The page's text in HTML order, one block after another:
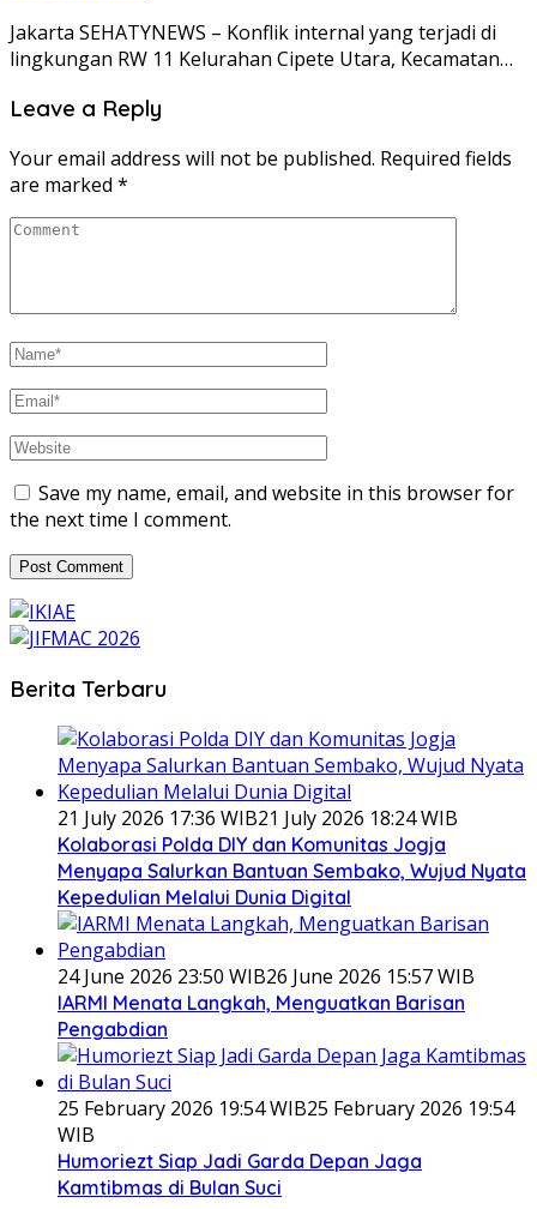
Jakarta SEHATYNEWS – Konflik internal yang terjadi di
lingkungan RW 11 Kelurahan Cipete Utara, Kecamatan…
Leave a Reply
Your email address will not be published. Required fields
are marked *
Save my name, email, and website in this browser for
the next time I comment.
Berita Terbaru
21 July 2026 17:36 WIB21 July 2026 18:24 WIB
Kolaborasi Polda DIY dan Komunitas Jogja
Menyapa Salurkan Bantuan Sembako, Wujud Nyata
Kepedulian Melalui Dunia Digital
24 June 2026 23:50 WIB26 June 2026 15:57 WIB
IARMI Menata Langkah, Menguatkan Barisan
Pengabdian
25 February 2026 19:54 WIB25 February 2026 19:54
WIB
Humoriezt Siap Jadi Garda Depan Jaga
Kamtibmas di Bulan Suci